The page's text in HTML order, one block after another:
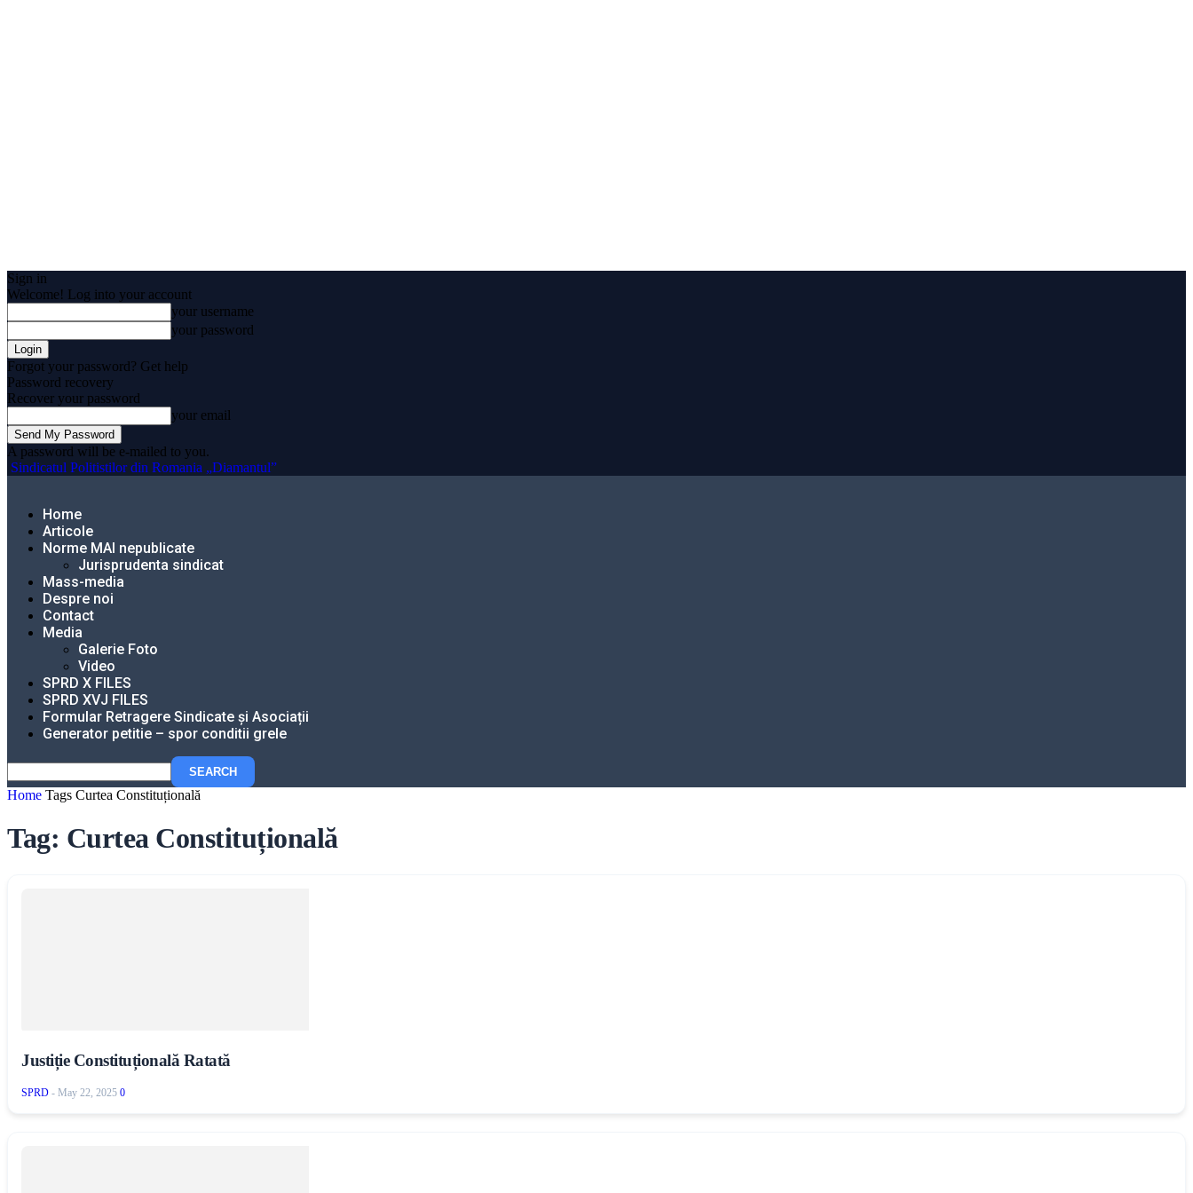
Sign in
Welcome! Log into your account
your username
your password
Forgot your password? Get help
Password recovery
Recover your password
your email
A password will be e-mailed to you.
Sindicatul Politistilor din Romania „Diamantul”
Home
Articole
Norme MAI nepublicate
Jurisprudenta sindicat
Mass-media
Despre noi
Contact
Media
Galerie Foto
Video
SPRD X FILES
SPRD XVJ FILES
Formular Retragere Sindicate și Asociații
Generator petitie – spor conditii grele
Home Tags Curtea Constituțională
Tag: Curtea Constituțională
Justiție Constituțională Ratată
SPRD - May 22, 2025 0